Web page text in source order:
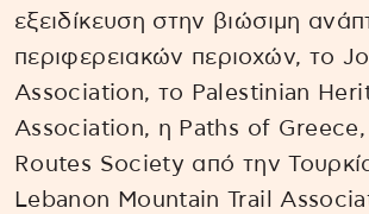
εξειδίκευση στην βιώσιμη
περιφερειακών περιοχών, το
Association, το Palestinian
Association, η Paths of
Routes Society από την
Lebanon Mountain Trail